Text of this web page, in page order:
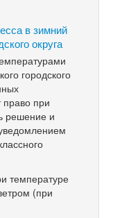
в зимний
округа
городского
право при
решение и
температуре
(при